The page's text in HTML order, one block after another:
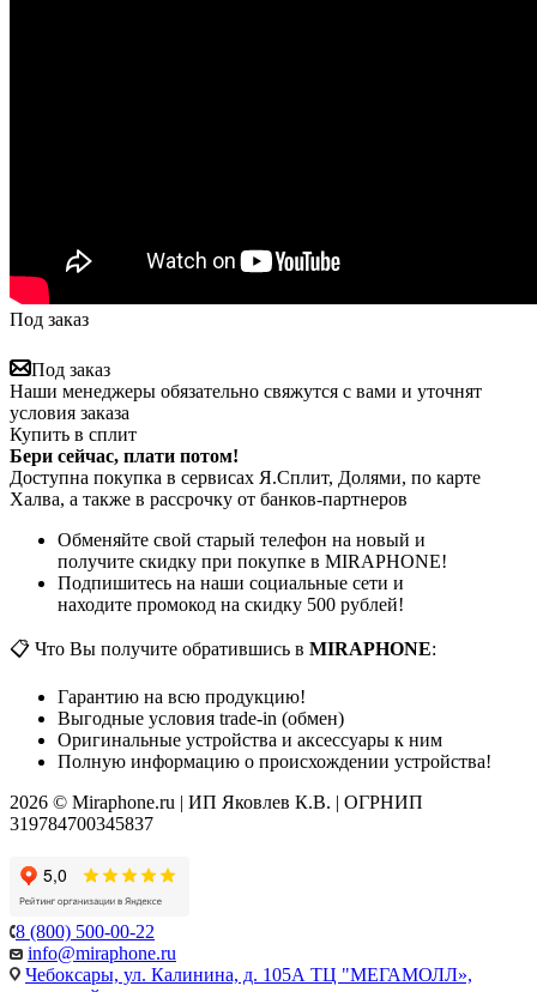
Под заказ
Под заказ
Наши менеджеры обязательно свяжутся с вами и уточнят
условия заказа
Купить в сплит
Бери сейчас, плати потом!
Доступна покупка в сервисах Я.Сплит, Долями, по карте
Халва, а также в рассрочку от банков-партнеров
Обменяйте свой старый телефон на новый и
получите скидку при покупке в MIRAPHONE!
Подпишитесь на наши социальные сети и
находите промокод на скидку 500 рублей!
📋 Что Вы получите обратившись в MIRAPHONE:
Гарантию на всю продукцию!
Выгодные условия trade-in (обмен)
Оригинальные устройства и аксессуары к ним
Полную информацию о происхождении устройства!
2026 © Miraphone.ru | ИП Яковлев К.В. | ОГРНИП
319784700345837
8 (800) 500-00-22
info@miraphone.ru
Чебоксары, ул. Калинина, д. 105А ТЦ "МЕГАМОЛЛ»,